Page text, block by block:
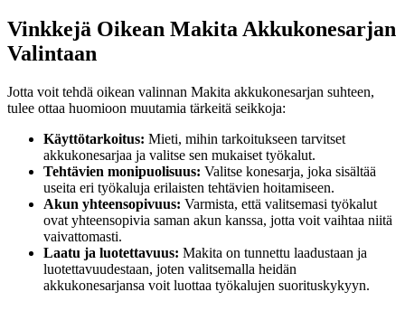
Vinkkejä Oikean Makita Akkukonesarjan
Valintaan
Jotta voit tehdä oikean valinnan Makita akkukonesarjan suhteen,
tulee ottaa huomioon muutamia tärkeitä seikkoja:
Käyttötarkoitus: Mieti, mihin tarkoitukseen tarvitset
akkukonesarjaa ja valitse sen mukaiset työkalut.
Tehtävien monipuolisuus: Valitse konesarja, joka sisältää
useita eri työkaluja erilaisten tehtävien hoitamiseen.
Akun yhteensopivuus: Varmista, että valitsemasi työkalut
ovat yhteensopivia saman akun kanssa, jotta voit vaihtaa niitä
vaivattomasti.
Laatu ja luotettavuus: Makita on tunnettu laadustaan ja
luotettavuudestaan, joten valitsemalla heidän
akkukonesarjansa voit luottaa työkalujen suorituskykyyn.